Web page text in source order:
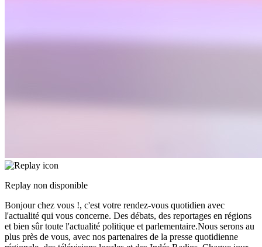
Replay non disponible
Bonjour chez vous !, c'est votre rendez-vous quotidien avec
l'actualité qui vous concerne. Des débats, des reportages en régions
et bien sûr toute l'actualité politique et parlementaire.Nous serons au
plus près de vous, avec nos partenaires de la presse quotidienne